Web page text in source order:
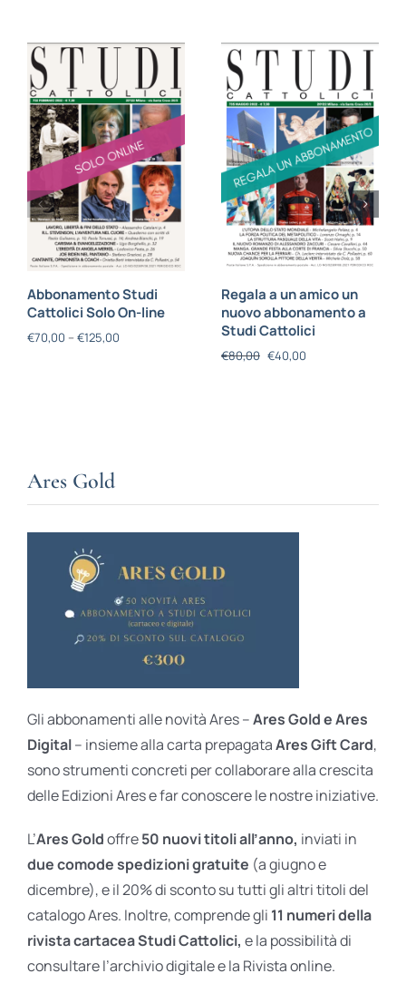
Abbonamento Studi
Cattolici Solo On-line
€70,00 – €125,00
Regala a un amico un
nuovo abbonamento a
Studi Cattolici
€80,00 €40,00
Ares Gold
Gli abbonamenti alle novità Ares –Ares Gold e Ares
Digital– insieme alla carta prepagataAres Gift Card,
sono strumenti concreti per collaborare alla crescita
delle Edizioni Ares e far conoscere le nostre iniziative.
L’Ares Goldoffre50 nuovi titoli all’anno, inviati in
due comode spedizioni gratuite (a giugno e
dicembre), e il 20% di sconto su tutti gli altri titoli del
catalogo Ares. Inoltre, comprende gli 11 numeri della
rivista cartacea Studi Cattolici, e la possibilità di
consultare l’archivio digitale e la Rivista online.